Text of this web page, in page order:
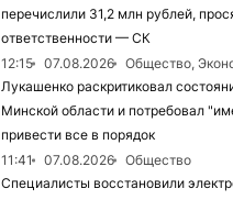
перечислили 31,2 млн рублей,
ответственности — СК
12:15
07.08.2026
Общество,
Лукашенко раскритиковал
Минской области и потребовал
привести все в порядок
11:41
07.08.2026
Общество
Специалисты восстановили